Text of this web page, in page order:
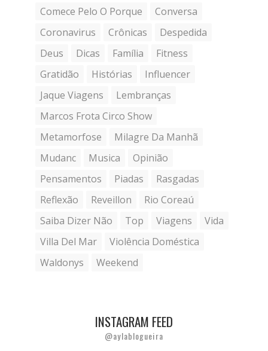
Comece Pelo O Porque
Conversa
Coronavirus
Crônicas
Despedida
Deus
Dicas Família
Fitness
Gratidão
Histórias
Influencer
Jaque Viagens
Lembranças
Marcos Frota Circo Show
Metamorfose
Milagre Da Manhã
Mudanc
Musica
Opinião
Pensamentos
Piadas
Rasgadas
Reflexão
Reveillon
Rio Coreaú
Saiba Dizer Não
Top Viagens
Vida
Villa Del Mar
Violência Doméstica
Waldonys
Weekend
INSTAGRAM FEED
@aylablogueira